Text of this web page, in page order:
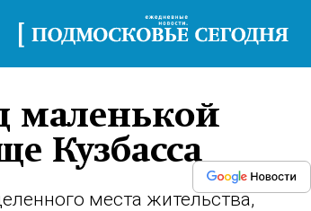
маленькой
Кузбасса
места жительства,